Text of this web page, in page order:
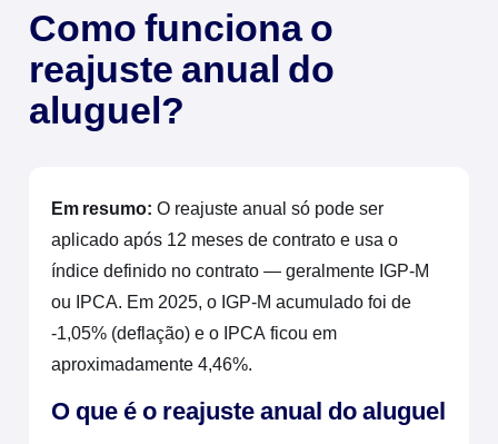
Como funciona o
reajuste anual do
aluguel?
Em resumo: O reajuste anual só pode ser
aplicado após 12 meses de contrato e usa o
índice definido no contrato — geralmente IGP-M
ou IPCA. Em 2025, o IGP-M acumulado foi de
-1,05% (deflação) e o IPCA ficou em
aproximadamente 4,46%.
O que é o reajuste anual do aluguel